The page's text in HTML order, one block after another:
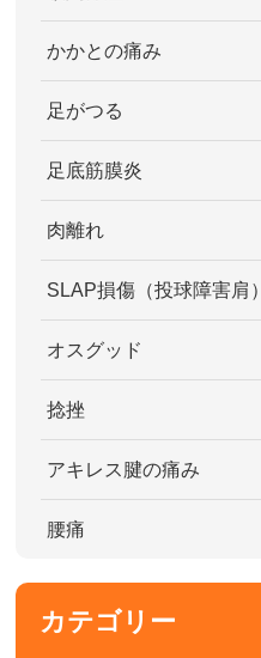
かかとの痛み
足がつる
足底筋膜炎
肉離れ
SLAP損傷（投球障害肩）
オスグッド
捻挫
アキレス腱の痛み
腰痛
カテゴリー